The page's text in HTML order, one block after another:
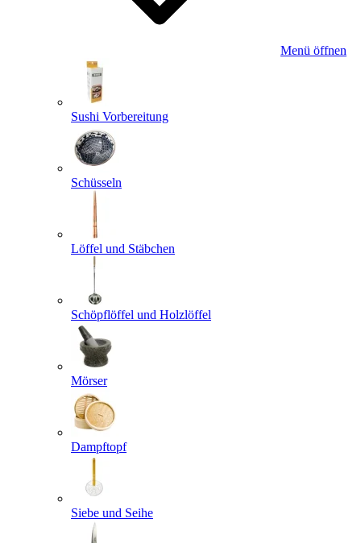
Menü öffnen
Sushi Vorbereitung
Schüsseln
Löffel und Stäbchen
Schöpflöffel und Holzlöffel
Mörser
Dampftopf
Siebe und Seihe